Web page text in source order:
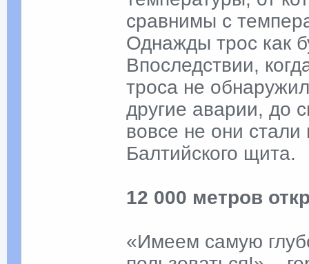
сравнимы с
Однажды трос как
Впоследствии,
троса не
другие аварии, до
вовсе не они
Балтийского щита.
12 000 метров
«Имеем самую